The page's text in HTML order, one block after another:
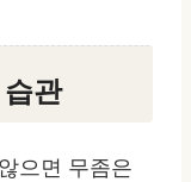
관
으면 무좀은